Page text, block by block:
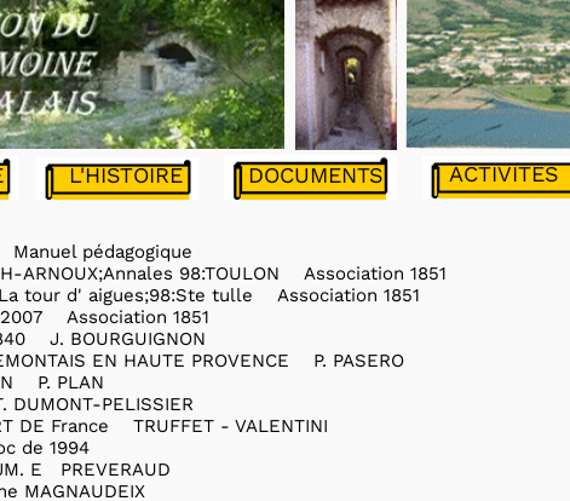
L'HISTOIRE DOCUMENTS ACTIVITES
pédagogique
ARNOUX;Annales 98:TOULON Association 1851
tour d' aigues;98:Ste tulle Association 1851
Association 1851
J. BOURGUIGNON
EN HAUTE PROVENCE P. PASERO
P. PLAN
PELISSIER
DE France TRUFFET - VALENTINI
de 1994
E PREVERAUD
MAGNAUDEIX